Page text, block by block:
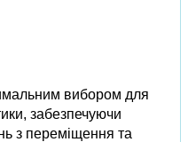
вибором для
забезпечуючи
з переміщення та